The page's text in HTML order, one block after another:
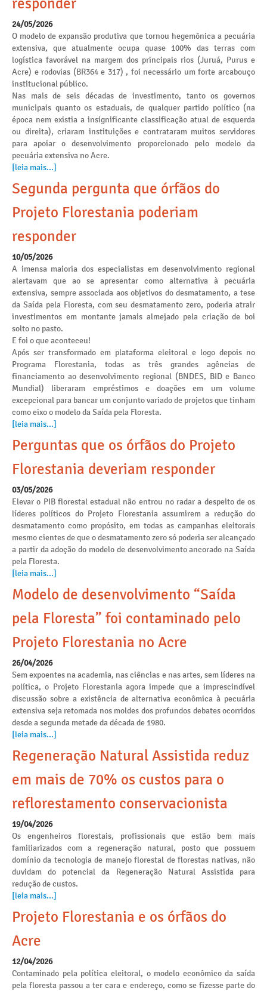
responder
24/05/2026
O modelo de expansão produtiva que tornou hegemônica a pecuária
extensiva, que atualmente ocupa quase 100% das terras com
logística favorável na margem dos principais rios (Juruá, Purus e
Acre) e rodovias (BR364 e 317) , foi necessário um forte arcabouço
institucional público.
Nas mais de seis décadas de investimento, tanto os governos
municipais quanto os estaduais, de qualquer partido político (na
época nem existia a insignificante classificação atual de esquerda
ou direita), criaram instituições e contrataram muitos servidores
para apoiar o desenvolvimento proporcionado pelo modelo da
pecuária extensiva no Acre.
[leia mais...]
Segunda pergunta que órfãos do
Projeto Florestania poderiam
responder
10/05/2026
A imensa maioria dos especialistas em desenvolvimento regional
alertavam que ao se apresentar como alternativa à pecuária
extensiva, sempre associada aos objetivos do desmatamento, a tese
da Saída pela Floresta, com seu desmatamento zero, poderia atrair
investimentos em montante jamais almejado pela criação de boi
solto no pasto.
E foi o que aconteceu!
Após ser transformado em plataforma eleitoral e logo depois no
Programa Florestania, todas as três grandes agências de
financiamento ao desenvolvimento regional (BNDES, BID e Banco
Mundial) liberaram empréstimos e doações em um volume
excepcional para bancar um conjunto variado de projetos que tinham
como eixo o modelo da Saída pela Floresta.
[leia mais...]
Perguntas que os órfãos do Projeto
Florestania deveriam responder
03/05/2026
Elevar o PIB florestal estadual não entrou no radar a despeito de os
líderes políticos do Projeto Florestania assumirem a redução do
desmatamento como propósito, em todas as campanhas eleitorais
mesmo cientes de que o desmatamento zero só poderia ser alcançado
a partir da adoção do modelo de desenvolvimento ancorado na Saída
pela Floresta.
[leia mais...]
Modelo de desenvolvimento “Saída
pela Floresta” foi contaminado pelo
Projeto Florestania no Acre
26/04/2026
Sem expoentes na academia, nas ciências e nas artes, sem líderes na
política, o Projeto Florestania agora impede que a imprescindível
discussão sobre a existência de alternativa econômica à pecuária
extensiva seja retomada nos moldes dos profundos debates ocorridos
desde a segunda metade da década de 1980.
[leia mais...]
Regeneração Natural Assistida reduz
em mais de 70% os custos para o
reflorestamento conservacionista
19/04/2026
Os engenheiros florestais, profissionais que estão bem mais
familiarizados com a regeneração natural, posto que possuem
domínio da tecnologia de manejo florestal de florestas nativas, não
duvidam do potencial da Regeneração Natural Assistida para
redução de custos.
[leia mais...]
Projeto Florestania e os órfãos do
Acre
12/04/2026
Contaminado pela política eleitoral, o modelo econômico da saída
pela floresta passou a ter cara e endereço, como se fizesse parte do